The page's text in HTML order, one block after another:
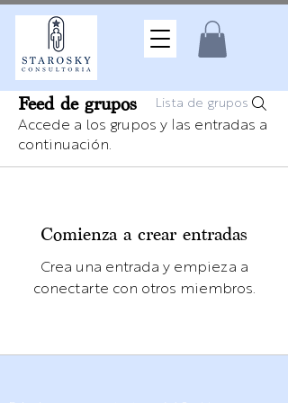
Feed de grupos Lista de grupos
Accede a los grupos y las entradas a
continuación.
Comienza a crear entradas
Crea una entrada y empieza a
conectarte con otros miembros.